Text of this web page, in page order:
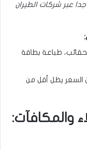
عبر شركات الطيران
طباعة بطاقة
السعر يظل أقل من
والمكافآت: